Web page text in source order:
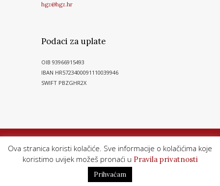
hgz@hgz.hr
Podaci za uplate
OIB 93966915493
IBAN HR5723400091110039946
SWIFT PBZGHR2X
Hrvatski glazbeni zavod© 2026. Sva prava pridržana
Pravila privatnosti
Ova stranica koristi kolačiće. Sve informacije o kolačićima koje
koristimo uvijek možeš pronaći u Pravila privatnosti
Prihvaćam